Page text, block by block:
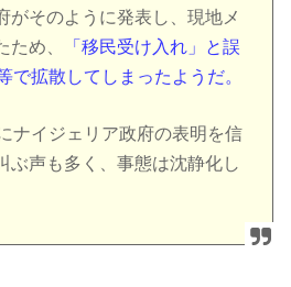
がそのように発表し、現地メ
ため、
「移民受け入れ」と誤
で拡散してしまったようだ。
ナイジェリア政府の表明を信
ぶ声も多く、事態は沈静化し